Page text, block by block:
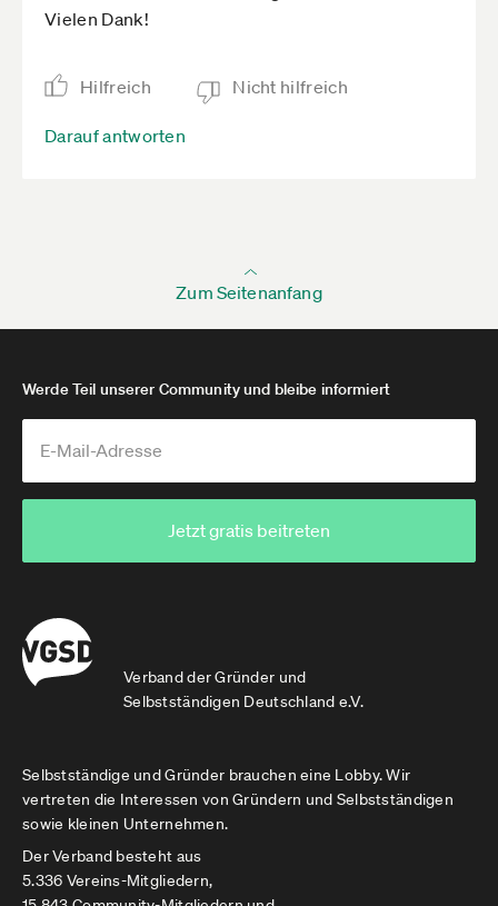
Vielen Dank!
Hilfreich Nicht hilfreich
Darauf antworten
Zum Seitenanfang
Verband der Gründer und
Selbstständigen Deutschland e.V.
Werde Teil unserer Community und bleibe informiert
Jetzt gratis beitreten
Selbstständige und Gründer brauchen eine Lobby. Wir
vertreten die Interessen von Gründern und Selbstständigen
sowie kleinen Unternehmen.
Der Verband besteht aus
5.336 Vereins-Mitgliedern,